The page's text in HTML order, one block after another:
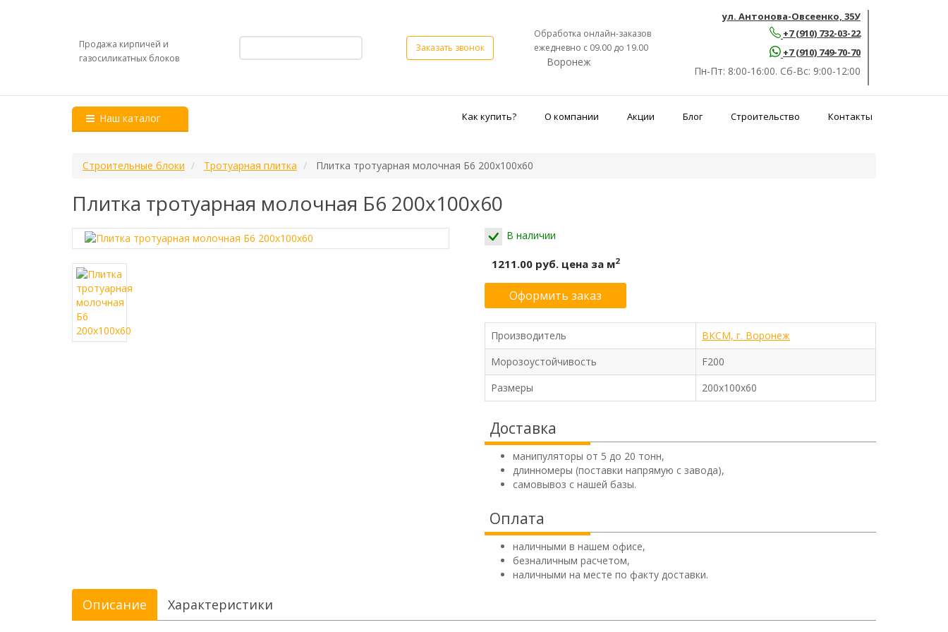
Продажа кирпичей и
газосиликатных блоков
Заказать звонок
Обработка онлайн-заказов
ежедневно с 09.00 до 19.00
Воронеж
ул. Антонова-Овсеенко, 35У
+7 (910) 732-03-22
+7 (910) 749-70-70
Пн-Пт: 8:00-16:00. Сб-Вс: 9:00-12:00
Наш каталог Как купить? О компании Акции Блог Строительство Контакты
Строительные блоки Тротуарная плитка Плитка тротуарная молочная Б6 200х100х60
Плитка тротуарная молочная Б6 200х100х60
В наличии
1211.00 руб. цена за м2
Оформить заказ
Производитель
ВКСМ, г. Воронеж
Морозоустойчивость
F200
Размеры
200х100х60
Доставка
манипуляторы от 5 до 20 тонн,
длинномеры (поставки напрямую с завода),
самовывоз с нашей базы.
Оплата
наличными в нашем офисе,
безналичным расчетом,
наличными на месте по факту доставки.
Описание Характеристики